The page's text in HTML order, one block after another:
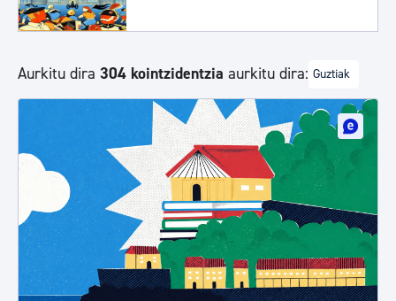
Aurkitu dira 304 kointzidentzia aurkitu dira: Guztiak